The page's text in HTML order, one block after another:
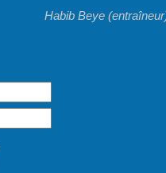
Habib Beye